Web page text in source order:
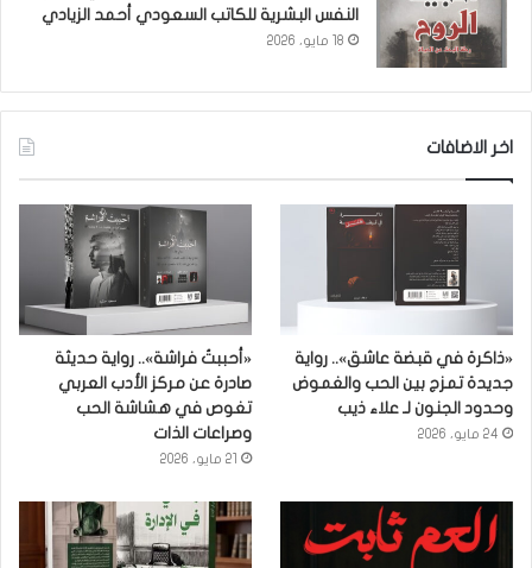
النفس البشرية للكاتب السعودي أحمد الزيادي
18 مايو، 2026
اخر الاضافات
«ذاكرة في قبضة عاشق».. رواية
جديدة تمزج بين الحب والغموض
وحدود الجنون لـ علاء ذيب
24 مايو، 2026
«أحببتُ فراشة».. رواية حديثة
صادرة عن مركز الأدب العربي
تغوص في هشاشة الحب
وصراعات الذات
21 مايو، 2026